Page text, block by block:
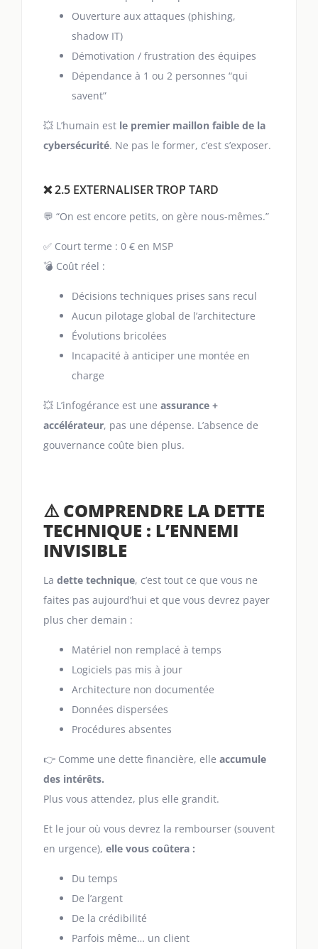
Ouverture aux attaques (phishing,
shadow IT)
Démotivation / frustration des équipes
Dépendance à 1 ou 2 personnes “qui
savent”
💥 L’humain est le premier maillon faible de la
cybersécurité. Ne pas le former, c’est s’exposer.
❌ 2.5 EXTERNALISER TROP TARD
💬 “On est encore petits, on gère nous-mêmes.”
✅ Court terme : 0 € en MSP
💣 Coût réel :
Décisions techniques prises sans recul
Aucun pilotage global de l’architecture
Évolutions bricolées
Incapacité à anticiper une montée en
charge
💥 L’infogérance est une assurance +
accélérateur, pas une dépense. L’absence de
gouvernance coûte bien plus.
⚠️ COMPRENDRE LA DETTE
TECHNIQUE : L’ENNEMI
INVISIBLE
La dette technique, c’est tout ce que vous ne
faites pas aujourd’hui et que vous devrez payer
plus cher demain :
Matériel non remplacé à temps
Logiciels pas mis à jour
Architecture non documentée
Données dispersées
Procédures absentes
👉 Comme une dette financière, elle accumule
des intérêts.
Plus vous attendez, plus elle grandit.
Et le jour où vous devrez la rembourser (souvent
en urgence), elle vous coûtera :
Du temps
De l’argent
De la crédibilité
Parfois même… un client